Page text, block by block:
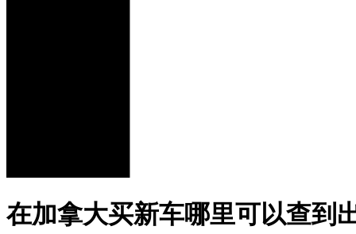
在加拿大买新车哪里可以查到